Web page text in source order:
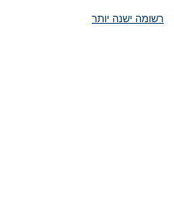
רשומה ישנה יותר